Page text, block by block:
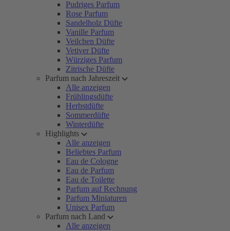
Pudriges Parfum
Rose Parfum
Sandelholz Düfte
Vanille Parfum
Veilchen Düfte
Vetiver Düfte
Würziges Parfum
Zitrische Düfte
Parfum nach Jahreszeit
Alle anzeigen
Frühlingsdüfte
Herbstdüfte
Sommerdüfte
Winterdüfte
Highlights
Alle anzeigen
Beliebtes Parfum
Eau de Cologne
Eau de Parfum
Eau de Toilette
Parfum auf Rechnung
Parfum Miniaturen
Unisex Parfum
Parfum nach Land
Alle anzeigen